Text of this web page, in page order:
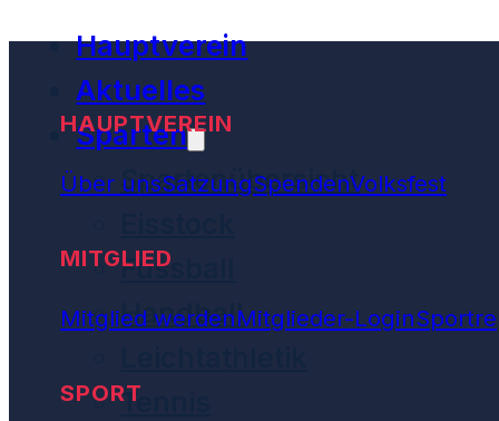
Hauptverein
Aktuelles
Sparten
Spartenübersicht
Fussball
Handball
Tennis
HAUPTVEREIN
Über unsSatzungSpendenVolksfest
MITGLIED
Mitglied werdenMitglieder-Login
SPORT